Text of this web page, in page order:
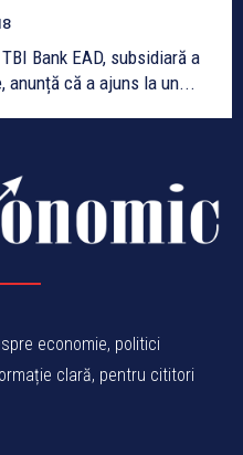
Bank EAD, subsidiară a
anunță că a ajuns la un...
economie, politici
clară, pentru cititori